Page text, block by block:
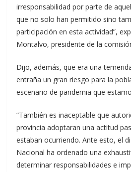
irresponsabilidad por parte de
que no solo han permitido sino
participación en esta actividad”,
Montalvo, presidente de la
Dijo, además, que era una
entraña un gran riesgo para la
escenario de pandemia que
“También es inaceptable que
provincia adoptaran una actitud
estaban ocurriendo. Ante esto, el
Nacional ha ordenado una
determinar responsabilidades e